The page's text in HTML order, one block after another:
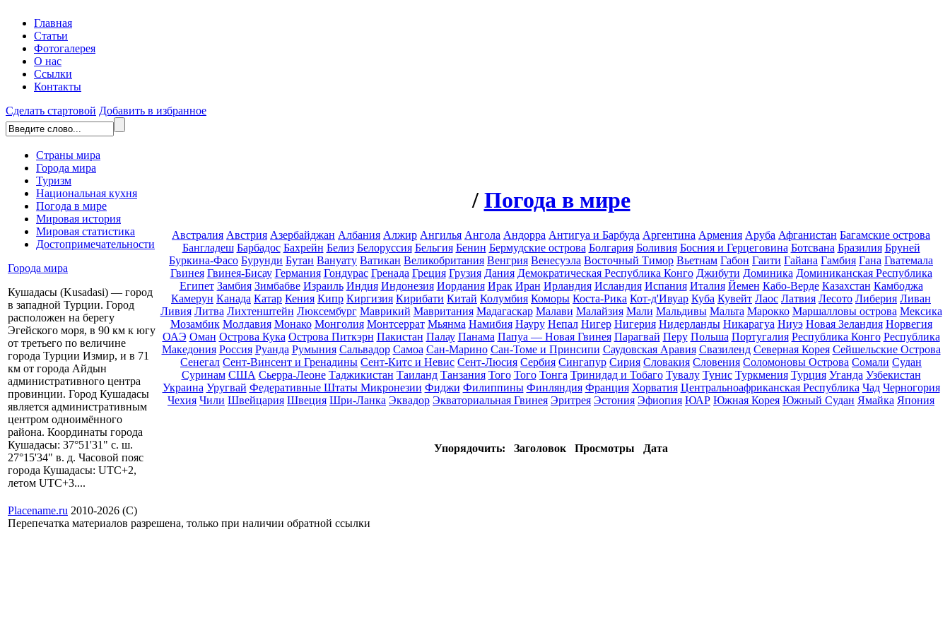
Главная
Статьи
Фотогалерея
О нас
Ссылки
Контакты
Сделать стартовой Добавить в избранное
Страны мира
Города мира
Туризм
Национальная кухня
Погода в мире
Мировая история
Мировая статистика
Достопримечательности
Города мира
Кушадасы (Kusadasi) — город
в западной Турции. Город
расположен на берегу
Эгейского моря, в 90 км к югу
от третьего по величине
города Турции Измир, и в 71
км от города Айдын
административного центра
провинции. Город Кушадасы
является административным
центром одноимённого
района. Координаты города
Кушадасы: 37°51'31" с. ш.
27°15'34" в. д. Часовой пояс
города Кушадасы: UTC+2,
летом UTC+3....
/ Погода в мире
Австралия Австрия Азербайджан Албания Алжир Ангилья Ангола Андорра Антигуа и Барбуда Аргентина Армения Аруба Афганистан Багамские острова
Бангладеш Барбадос Бахрейн Белиз Белоруссия Бельгия Бенин Бермудские острова Болгария Боливия Босния и Герцеговина Ботсвана Бразилия Бруней
Буркина-Фасо Бурунди Бутан Вануату Ватикан Великобритания Венгрия Венесуэла Восточный Тимор Вьетнам Габон Гаити Гайана Гамбия Гана Гватемала
Гвинея Гвинея-Бисау Германия Гондурас Гренада Греция Грузия Дания Демократическая Республика Конго Джибути Доминика Доминиканская Республика
Египет Замбия Зимбабве Израиль Индия Индонезия Иордания Ирак Иран Ирландия Исландия Испания Италия Йемен Кабо-Верде Казахстан Камбоджа
Камерун Канада Катар Кения Кипр Киргизия Кирибати Китай Колумбия Коморы Коста-Рика Кот-д'Ивуар Куба Кувейт Лаос Латвия Лесото Либерия Ливан
Ливия Литва Лихтенштейн Люксембург Маврикий Мавритания Мадагаскар Малави Малайзия Мали Мальдивы Мальта Марокко Маршалловы острова Мексика
Мозамбик Молдавия Монако Монголия Монтсеррат Мьянма Намибия Науру Непал Нигер Нигерия Нидерланды Никарагуа Ниуэ Новая Зеландия Норвегия
ОАЭ Оман Острова Кука Острова Питкэрн Пакистан Палау Панама Папуа — Новая Гвинея Парагвай Перу Польша Португалия Республика Конго Республика
Македония Россия Руанда Румыния Сальвадор Самоа Сан-Марино Сан-Томе и Принсипи Саудовская Аравия Свазиленд Северная Корея Сейшельские Острова
Сенегал Сент-Винсент и Гренадины Сент-Китс и Невис Сент-Люсия Сербия Сингапур Сирия Словакия Словения Соломоновы Острова Сомали Судан
Суринам США Сьерра-Леоне Таджикистан Таиланд Танзания Того Того Тонга Тринидад и Тобаго Тувалу Тунис Туркмения Турция Уганда Узбекистан
Украина Уругвай Федеративные Штаты Микронезии Фиджи Филиппины Финляндия Франция Хорватия Центральноафриканская Республика Чад Черногория
Чехия Чили Швейцария Швеция Шри-Ланка Эквадор Экваториальная Гвинея Эритрея Эстония Эфиопия ЮАР Южная Корея Южный Судан Ямайка Япония
Упорядочить: Заголовок Просмотры Дата
Placename.ru 2010-2026 (С)
Перепечатка материалов разрешена, только при наличии обратной ссылки